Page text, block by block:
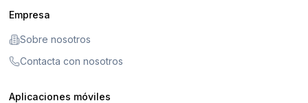
Empresa
Sobre nosotros
Contacta con nosotros
Aplicaciones móviles